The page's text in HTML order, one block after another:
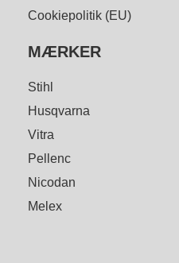
Cookiepolitik (EU)
MÆRKER
Stihl
Husqvarna
Vitra
Pellenc
Nicodan
Melex